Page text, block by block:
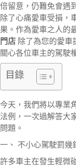
倍留意，仍難免會遇
除了心痛愛車受損，
果。作為愛車之人的
門店 除了為您的愛車
關心各位車主的駕駛
目錄
今天，我們將以專業
法例，一次過解答大
問題。
一、 不小心駕駛罰幾
許多車主在發生輕微